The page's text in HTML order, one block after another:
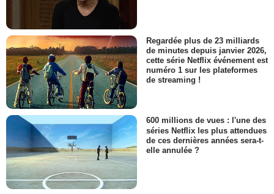
Regardée plus de 23 milliards
de minutes depuis janvier 2026,
cette série Netflix événement est
numéro 1 sur les plateformes
de streaming !
600 millions de vues : l'une des
séries Netflix les plus attendues
de ces dernières années sera-t-
elle annulée ?